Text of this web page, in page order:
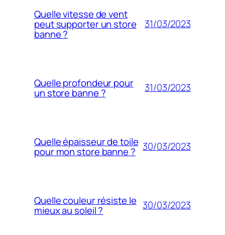
Quelle vitesse de vent
peut supporter un store
banne ?
31/03/2023
Quelle profondeur pour
un store banne ? 31/03/2023
Quelle épaisseur de toile
pour mon store banne ? 30/03/2023
Quelle couleur résiste le
mieux au soleil ? 30/03/2023